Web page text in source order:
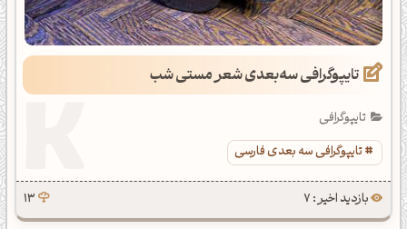
تایپوگرافی سه‌بعدی شعر مستی شب
تایپوگرافی
تایپوگرافی سه بعدی فارسی
بازدید اخیر : 7 13